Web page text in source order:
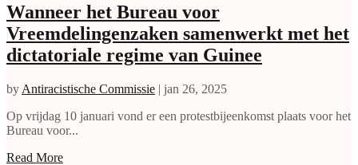
Wanneer het Bureau voor
Vreemdelingenzaken samenwerkt met het
dictatoriale regime van Guinee
by Antiracistische Commissie | jan 26, 2025
Op vrijdag 10 januari vond er een protestbijeenkomst plaats voor het
Bureau voor...
Read More